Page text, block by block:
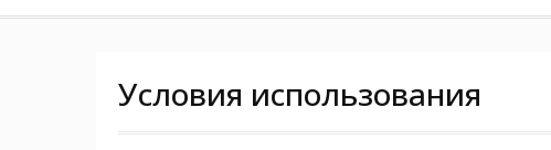
Условия использования